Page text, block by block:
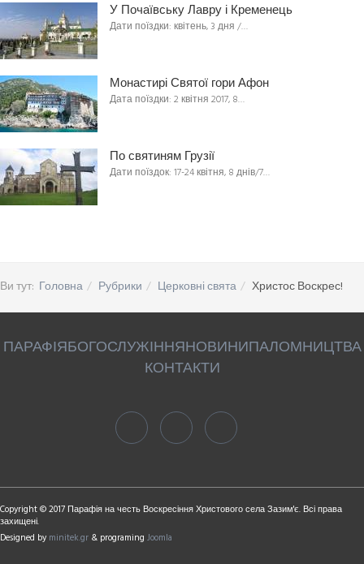
У Почаївську Лавру і Кременець
Дати поїздки: квітень, 3 дня /…
Монастирі Святої гори Афон
Дата поїздки: 2 квітня 2017, 8…
По святиням Грузії
Дати поїздок: 17-24 квітня, 8 днів/7…
Ви тут: Головна Рубрики Церковні свята Христос Воскрес!
ПАРАФІЯБОГОСЛУЖІННЯНОВИНИПАЛОМНИЦТВА
КОНТАКТИ
Copyright © 2017 Парафія на честь Воскресіння Христового села Зазим'є. Всі права
захищені.
Designed by minitek.gr & programing Joomla